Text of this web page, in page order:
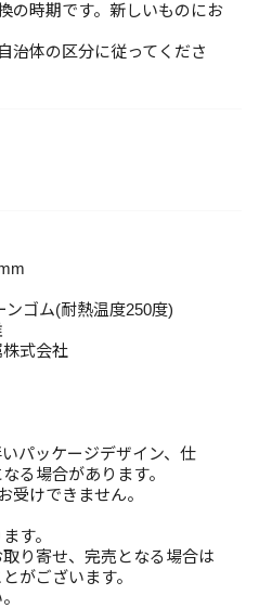
の時期です。新しいものにお
治体の区分に従ってくださ
ンゴム(耐熱温度250度)
株式会社
パッケージデザイン、仕
る場合があります。
受けできません。
す。
り寄せ、完売となる場合は
がございます。